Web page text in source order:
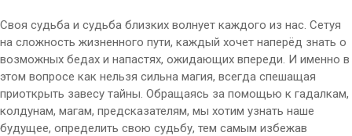
Своя судьба и судьба близких волнует каждого из нас. Сетуя
на сложность жизненного пути, каждый хочет наперёд знать о
возможных бедах и напастях, ожидающих впереди. И именно в
этом вопросе как нельзя сильна магия, всегда спешащая
приоткрыть завесу тайны. Обращаясь за помощью к гадалкам,
колдунам, магам, предсказателям, мы хотим узнать наше
будущее, определить свою судьбу, тем самым избежав